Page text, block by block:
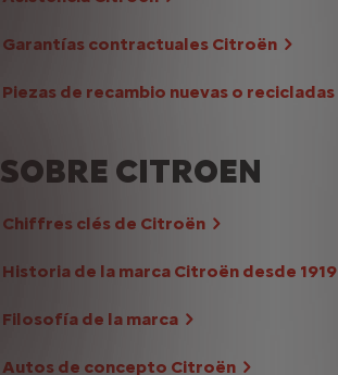
Garantías contractuales Citroën
Piezas de recambio nuevas o recicladas
SOBRE CITROEN
Chiffres clés de Citroën
Historia de la marca Citroën desde 1919
Filosofía de la marca
Autos de concepto Citroën